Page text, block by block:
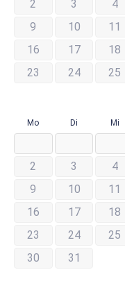
2 3 4
9
10 11
16
17 18
23
24 25
Mo Di Mi
2
3 4
9
10 11
16
17 18
23
24 25
30
31